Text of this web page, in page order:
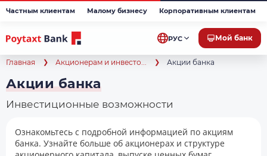
Частным клиентам Малому бизнесу Корпоративным клиентам
РУС Мой банк
Главная Акционерам и инвесто... Акции банка
Акции банка
Инвестиционные возможности
Ознакомьтесь с подробной информацией по акциям
банка. Узнайте больше об акционерах и структуре